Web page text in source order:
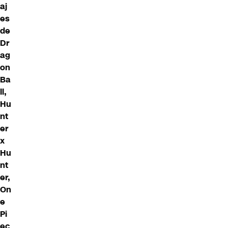
aj
es
de
Dr
ag
on
Ba
ll,
Hu
nt
er
x
Hu
nt
er,
On
e
Pi